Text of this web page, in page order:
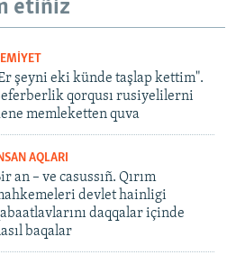
etiñiz
şeyni eki künde taşlap kettim".
qorqusı rusiyelilerni
memleketten quva
AQLARI
an – ve casussıñ. Qırım
devlet hainligi
daqqalar içinde
baqalar